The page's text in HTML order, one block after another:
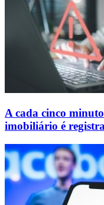
A cada cinco
imobiliário é